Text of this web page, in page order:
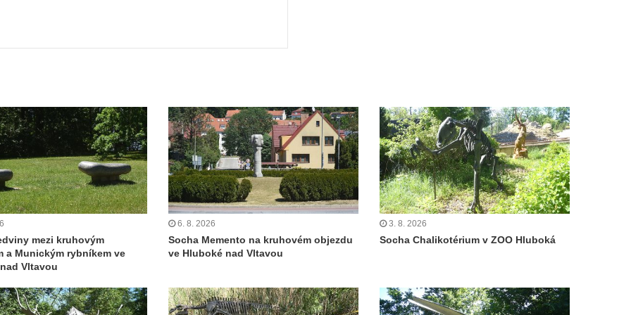
mezi kruhovým
a Munickým rybníkem ve
Vltavou
6. 8. 2026
Socha Memento na kruhovém objezdu
ve Hluboké nad Vltavou
3. 8. 2026
Socha Chalikotérium v ZOO Hluboká